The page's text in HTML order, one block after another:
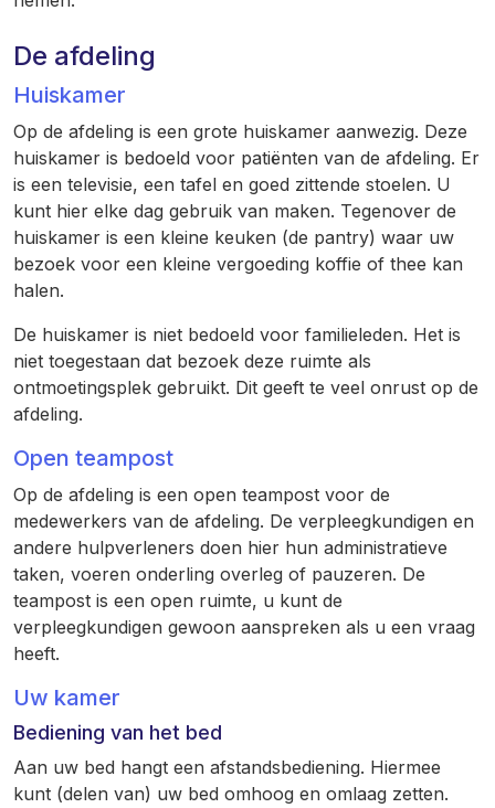
De afdeling
Huiskamer
Op de afdeling is een grote huiskamer aanwezig. Deze
huiskamer is bedoeld voor patiënten van de afdeling. Er
is een televisie, een tafel en goed zittende stoelen. U
kunt hier elke dag gebruik van maken. Tegenover de
huiskamer is een kleine keuken (de pantry) waar uw
bezoek voor een kleine vergoeding koffie of thee kan
halen.
De huiskamer is niet bedoeld voor familieleden. Het is
niet toegestaan dat bezoek deze ruimte als
ontmoetingsplek gebruikt. Dit geeft te veel onrust op de
afdeling.
Open teampost
Op de afdeling is een open teampost voor de
medewerkers van de afdeling. De verpleegkundigen en
andere hulpverleners doen hier hun administratieve
taken, voeren onderling overleg of pauzeren. De
teampost is een open ruimte, u kunt de
verpleegkundigen gewoon aanspreken als u een vraag
heeft.
Uw kamer
Bediening van het bed
Aan uw bed hangt een afstandsbediening. Hiermee
kunt (delen van) uw bed omhoog en omlaag zetten.